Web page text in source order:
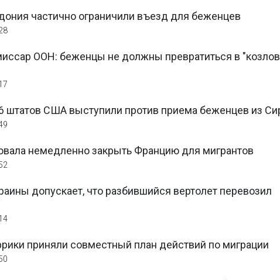
частично ограничили въезд для беженцев
ООН: беженцы не должны превратиться в "козлов
штатов США выступили против приема беженцев из
немедленно закрыть Францию для мигрантов
допускает, что разбившийся вертолет перевозил
приняли совместный план действий по миграции